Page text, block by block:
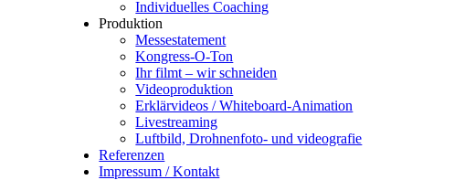
Individuelles Coaching
Produktion
Messestatement
Kongress-O-Ton
Ihr filmt – wir schneiden
Videoproduktion
Erklärvideos / Whiteboard-Animation
Livestreaming
Luftbild, Drohnenfoto- und videografie
Referenzen
Impressum / Kontakt